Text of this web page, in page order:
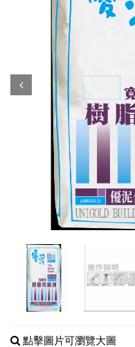
Prev
點擊圖片可瀏覽大圖